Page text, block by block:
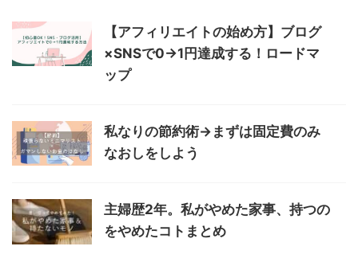
【アフィリエイトの始め方】ブログ
×SNSで0→1円達成する！ロードマ
ップ
私なりの節約術→まずは固定費のみ
なおしをしよう
主婦歴2年。私がやめた家事、持つの
をやめたコトまとめ